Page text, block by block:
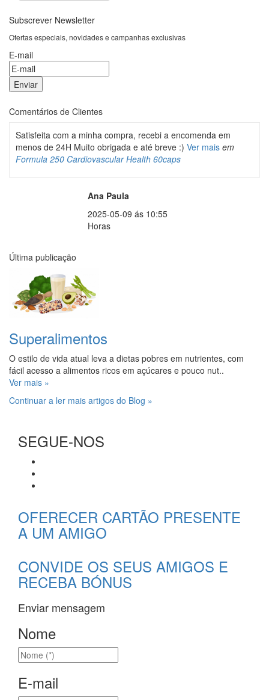
Subscrever Newsletter
Ofertas especiais, novidades e campanhas exclusivas
E-mail
Comentários de Clientes
Satisfeita com a minha compra, recebi a encomenda em
menos de 24H Muito obrigada e até breve :) Ver mais em
Formula 250 Cardiovascular Health 60caps
Ana Paula
2025-05-09 ás 10:55
Horas
Última publicação
Superalimentos
O estilo de vida atual leva a dietas pobres em nutrientes, com
fácil acesso a alimentos ricos em açúcares e pouco nut..
Ver mais »
Continuar a ler mais artigos do Blog »
SEGUE-NOS
OFERECER CARTÃO PRESENTE
A UM AMIGO
CONVIDE OS SEUS AMIGOS E
RECEBA BÓNUS
Enviar mensagem
Nome
E-mail